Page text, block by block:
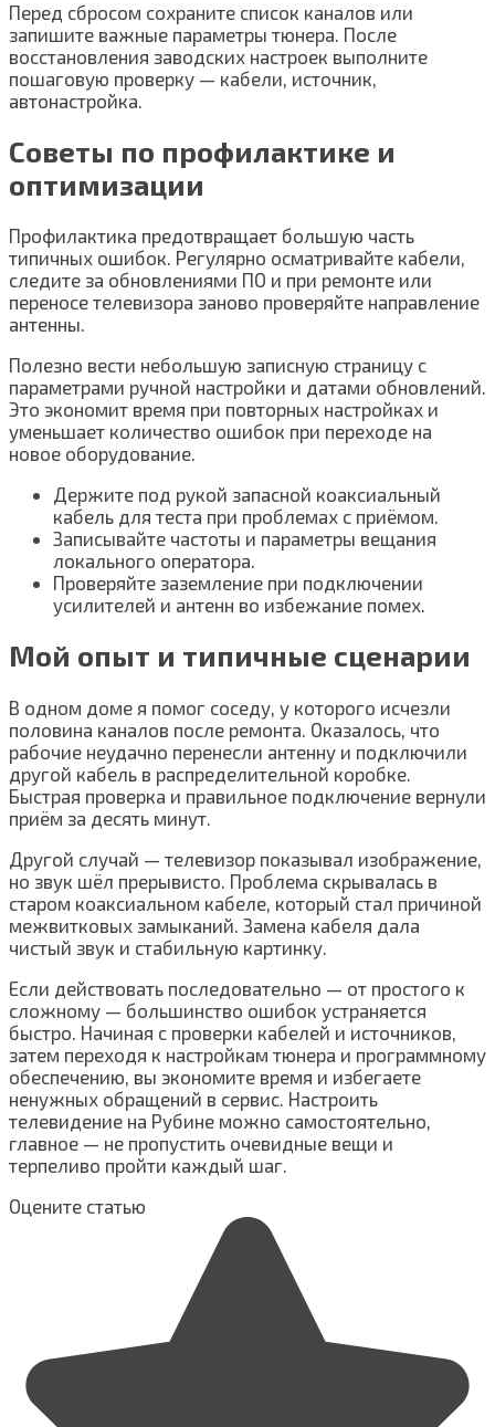
Перед сбросом сохраните список каналов или
запишите важные параметры тюнера. После
восстановления заводских настроек выполните
пошаговую проверку — кабели, источник,
автонастройка.
Советы по профилактике и
оптимизации
Профилактика предотвращает большую часть
типичных ошибок. Регулярно осматривайте кабели,
следите за обновлениями ПО и при ремонте или
переносе телевизора заново проверяйте направление
антенны.
Полезно вести небольшую записную страницу с
параметрами ручной настройки и датами обновлений.
Это экономит время при повторных настройках и
уменьшает количество ошибок при переходе на
новое оборудование.
Держите под рукой запасной коаксиальный
кабель для теста при проблемах с приёмом.
Записывайте частоты и параметры вещания
локального оператора.
Проверяйте заземление при подключении
усилителей и антенн во избежание помех.
Мой опыт и типичные сценарии
В одном доме я помог соседу, у которого исчезли
половина каналов после ремонта. Оказалось, что
рабочие неудачно перенесли антенну и подключили
другой кабель в распределительной коробке.
Быстрая проверка и правильное подключение вернули
приём за десять минут.
Другой случай — телевизор показывал изображение,
но звук шёл прерывисто. Проблема скрывалась в
старом коаксиальном кабеле, который стал причиной
межвитковых замыканий. Замена кабеля дала
чистый звук и стабильную картинку.
Если действовать последовательно — от простого к
сложному — большинство ошибок устраняется
быстро. Начиная с проверки кабелей и источников,
затем переходя к настройкам тюнера и программному
обеспечению, вы экономите время и избегаете
ненужных обращений в сервис. Настроить
телевидение на Рубине можно самостоятельно,
главное — не пропустить очевидные вещи и
терпеливо пройти каждый шаг.
Оцените статью